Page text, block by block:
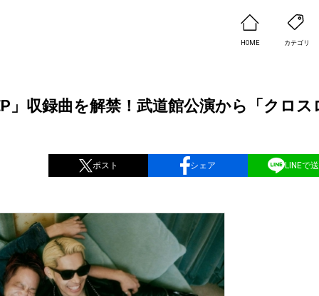
HOME カテゴリ
」収録曲を解禁！武道館公演から「クロス
ポスト シェア LINEで